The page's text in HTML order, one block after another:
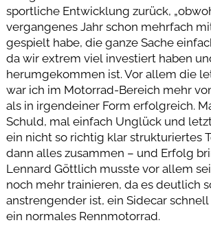
sportliche Entwicklung zurück,
vergangenes Jahr schon mehrfach
gespielt habe, die ganze Sache
da wir extrem viel investiert haben
herumgekommen ist. Vor allem die
war ich im Motorrad-Bereich mehr
als in irgendeiner Form erfolgreich.
Schuld, mal einfach Unglück und
ein nicht so richtig klar strukturiertes
dann alles zusammen – und Erfolg
Lennard Göttlich musste vor allem
noch mehr trainieren, da es deutlich
anstrengender ist, ein Sidecar
ein normales Rennmotorrad.